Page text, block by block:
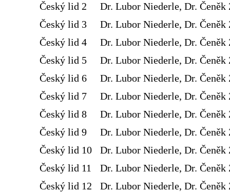
Český lid 2
Dr. Lubor Niederle, Dr. Čeněk
Český lid 3
Dr. Lubor Niederle, Dr. Čeněk
Český lid 4
Dr. Lubor Niederle, Dr. Čeněk
Český lid 5
Dr. Lubor Niederle, Dr. Čeněk
Český lid 6
Dr. Lubor Niederle, Dr. Čeněk
Český lid 7
Dr. Lubor Niederle, Dr. Čeněk
Český lid 8
Dr. Lubor Niederle, Dr. Čeněk
Český lid 9
Dr. Lubor Niederle, Dr. Čeněk
Český lid 10
Dr. Lubor Niederle, Dr. Čeněk
Český lid 11
Dr. Lubor Niederle, Dr. Čeněk
Český lid 12
Dr. Lubor Niederle, Dr. Čeněk